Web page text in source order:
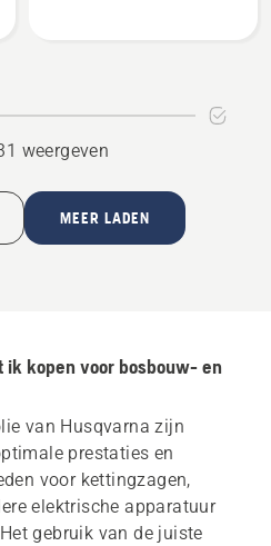
weergeven
MEER LADEN
ik kopen voor bosbouw- en
van Husqvarna zijn
prestaties en
voor kettingzagen,
elektrische apparatuur
gebruik van de juiste